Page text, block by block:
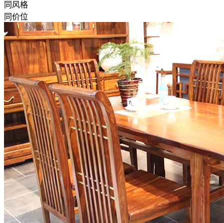
同风格
同价位